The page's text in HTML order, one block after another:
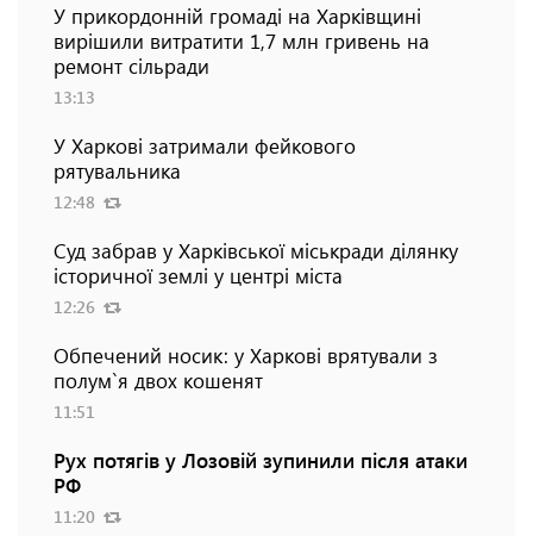
У прикордонній громаді на Харківщині
вирішили витратити 1,7 млн гривень на
ремонт сільради
13:13
У Харкові затримали фейкового
рятувальника
12:48
Суд забрав у Харківської міськради ділянку
історичної землі у центрі міста
12:26
Обпечений носик: у Харкові врятували з
полум`я двох кошенят
11:51
Рух потягів у Лозовій зупинили після атаки
РФ
11:20